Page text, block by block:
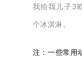
我给我儿子3
个冰淇淋。
注：一些常用